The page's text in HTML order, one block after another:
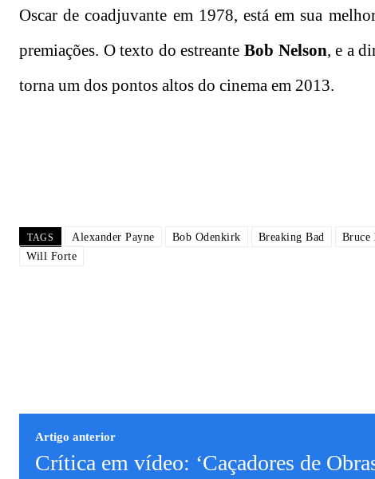
Oscar de coadjuvante em 1978, está em sua
premiações. O texto do estreante Bob Nelson, e a
torna um dos pontos altos do cinema em 2013.
TAGS Alexander Payne Bob Odenkirk Breaking Bad Bruce
Will Forte
Artigo anterior
Crítica em vídeo: ‘Caçadores de